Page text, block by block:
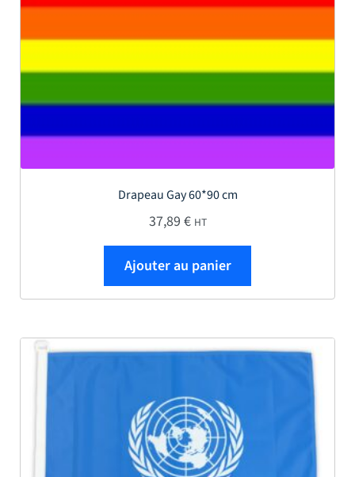
Drapeau Gay 60*90 cm
37,89 € HT
Ajouter au panier